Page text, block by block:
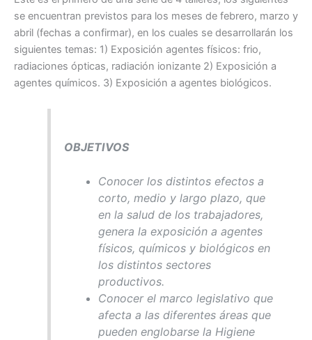
se encuentran previstos para los meses de febrero, marzo y
abril (fechas a confirmar), en los cuales se desarrollarán los
siguientes temas: 1) Exposición agentes físicos: frio,
radiaciones ópticas, radiación ionizante 2) Exposición a
agentes químicos. 3) Exposición a agentes biológicos.
OBJETIVOS
Conocer los distintos efectos a
corto, medio y largo plazo, que
en la salud de los trabajadores,
genera la exposición a agentes
físicos, químicos y biológicos en
los distintos sectores
productivos.
Conocer el marco legislativo que
afecta a las diferentes áreas que
pueden englobarse la Higiene